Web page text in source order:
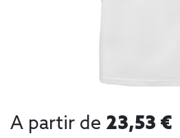
A partir de 23,53 €